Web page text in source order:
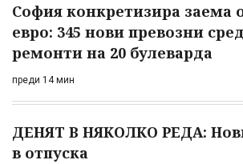
София конкретизира заема
евро: 345 нови превозни
ремонти на 20 булеварда
преди 14 мин
ДЕНЯТ В НЯКОЛКО РЕДА:
в отпуска